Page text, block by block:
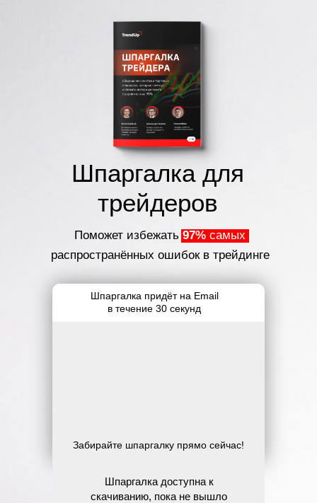
Шпаргалка для
трейдеров
Поможет избежать 97% самых
распространённых ошибок в трейдинге
Забирайте шпаргалку прямо сейчас!
Шпаргалка придёт на Email
в течение 30 секунд
Шпаргалка доступна к
скачиванию, пока не вышло